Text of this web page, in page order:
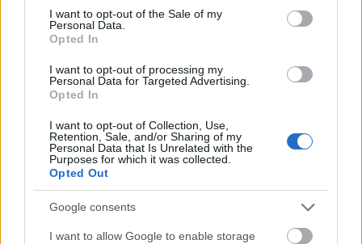
consent section.
I want to opt-out of the Sale of my
Personal Data.
Opted In
I want to opt-out of processing my
Personal Data for Targeted Advertising.
Opted In
I want to opt-out of Collection, Use,
Retention, Sale, and/or Sharing of my
Personal Data that Is Unrelated with the
Purposes for which it was collected.
Opted Out
Google consents
I want to allow Google to enable storage
igazságérzetünk.